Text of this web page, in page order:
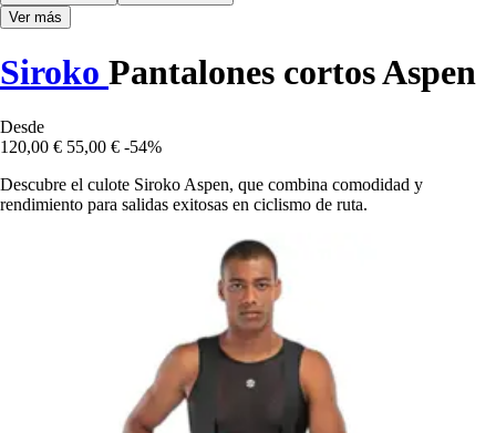
Ver más
Siroko Pantalones cortos Aspen
Desde
120,00 € 55,00 € -54%
Descubre el culote Siroko Aspen, que combina comodidad y
rendimiento para salidas exitosas en ciclismo de ruta.